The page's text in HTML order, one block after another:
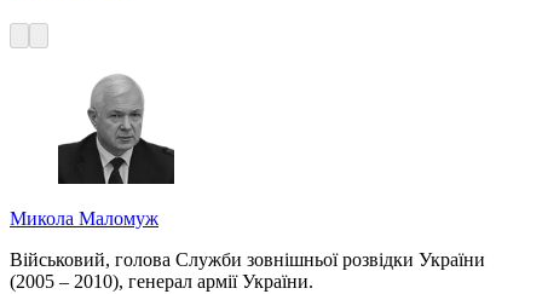
Микола Маломуж
Військовий, голова Служби зовнішньої розвідки України
(2005 – 2010), генерал армії України.